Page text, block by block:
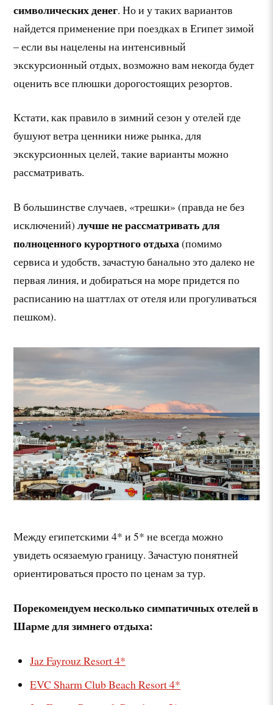
символических денег. Но и у таких вариантов
найдется применение при поездках в Египет зимой
– если вы нацелены на интенсивный
экскурсионный отдых, возможно вам некогда будет
оценить все плюшки дорогостоящих резортов.
Кстати, как правило в зимний сезон у отелей где
бушуют ветра ценники ниже рынка, для
экскурсионных целей, такие варианты можно
рассматривать.
В большинстве случаев, «трешки» (правда не без
исключений)лучше не рассматривать для
полноценного курортного отдыха(помимо
сервиса и удобств, зачастую банально это далеко не
первая линия, и добираться на море придется по
расписанию на шаттлах от отеля или прогуливаться
пешком).
Между египетскими 4* и 5* не всегда можно
увидеть осязаемую границу. Зачастую понятней
ориентироваться просто по ценам за тур.
Порекомендуем несколько симпатичных отелей в
Шарме для зимнего отдыха:
Jaz Fayrouz Resort4*
EVC Sharm Club Beach Resort 4*